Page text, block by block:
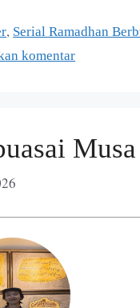
, Serial Ramadhan
komentar
Musa